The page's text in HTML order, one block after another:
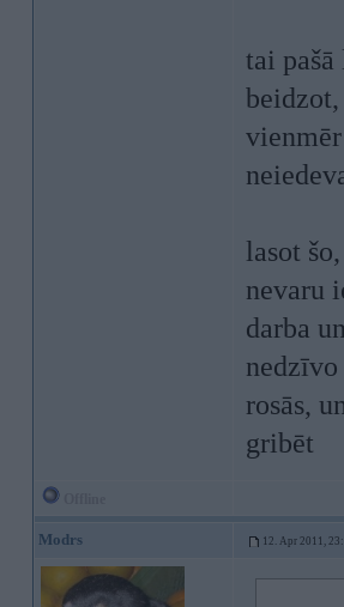
tai
lasot
nevaru
darba
rosās,
gribēt
Modrs 12. Apr 2011,